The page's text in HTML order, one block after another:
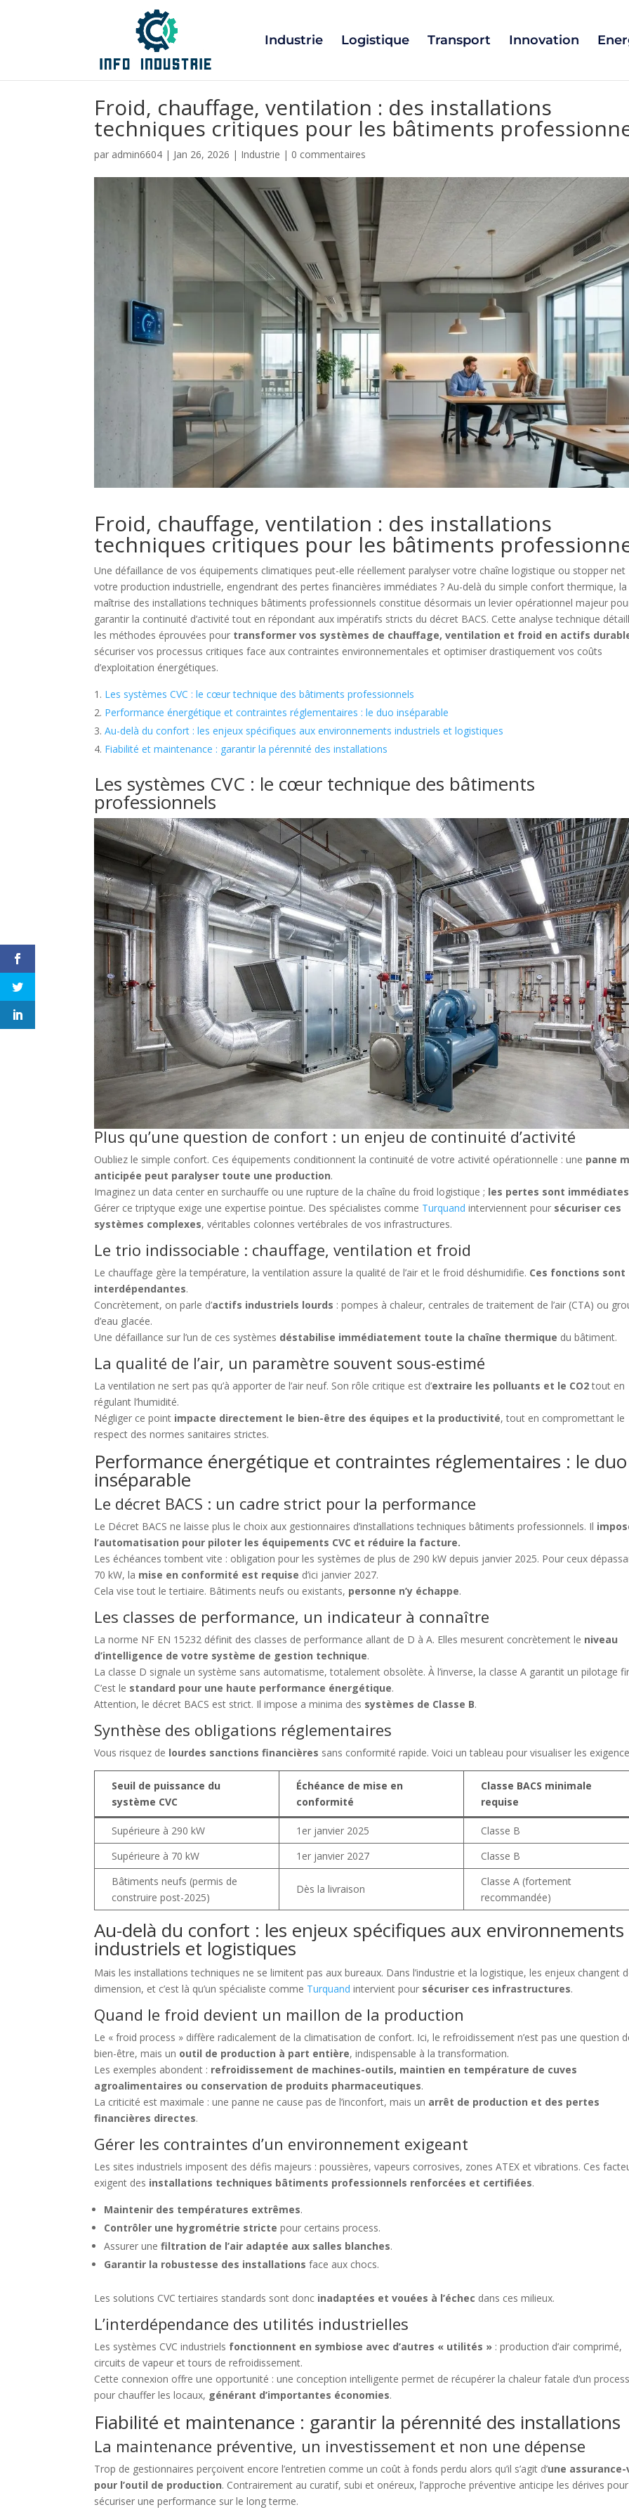
Industrie Logistique Transport Innovation
Froid, chauffage, ventilation : des installations
techniques critiques pour les bâtiments
par admin6604 | Jan 26, 2026 | Industrie | 0 commentaires
Froid, chauffage, ventilation : des installations
techniques critiques pour les bâtiments
Une défaillance de vos équipements climatiques peut-elle réellement paralyser votre chaîne logistique ou stopper net
votre production industrielle, engendrant des pertes financières immédiates ? Au-delà du simple confort thermique, la
maîtrise des installations techniques bâtiments professionnels constitue désormais un levier opérationnel majeur
garantir la continuité d’activité tout en répondant aux impératifs stricts du décret BACS. Cette analyse technique
les méthodes éprouvées pour transformer vos systèmes de chauffage, ventilation et froid en actifs
sécuriser vos processus critiques face aux contraintes environnementales et optimiser drastiquement vos coûts
d’exploitation énergétiques.
Les systèmes CVC : le cœur technique des bâtiments professionnels
Performance énergétique et contraintes réglementaires : le duo inséparable
Au-delà du confort : les enjeux spécifiques aux environnements industriels et logistiques
Fiabilité et maintenance : garantir la pérennité des installations
Les systèmes CVC : le cœur technique des bâtiments
professionnels
Plus qu’une question de confort : un enjeu de continuité d’activité
Oubliez le simple confort. Ces équipements conditionnent la continuité de votre activité opérationnelle : une panne
anticipée peut paralyser toute une production.
Imaginez un data center en surchauffe ou une rupture de la chaîne du froid logistique ; les pertes sont immédiates
Gérer ce triptyque exige une expertise pointue. Des spécialistes comme Turquand interviennent pour sécuriser ces
systèmes complexes, véritables colonnes vertébrales de vos infrastructures.
Le trio indissociable : chauffage, ventilation et froid
Le chauffage gère la température, la ventilation assure la qualité de l’air et le froid déshumidifie. Ces fonctions sont
interdépendantes.
Concrètement, on parle d’actifs industriels lourds : pompes à chaleur, centrales de traitement de l’air (CTA) ou
d’eau glacée.
Une défaillance sur l’un de ces systèmes déstabilise immédiatement toute la chaîne thermique du bâtiment.
La qualité de l’air, un paramètre souvent sous-estimé
La ventilation ne sert pas qu’à apporter de l’air neuf. Son rôle critique est d’extraire les polluants et le CO2tout en
régulant l’humidité.
Négliger ce point impacte directement le bien-être des équipes et la productivité, tout en compromettant le
respect des normes sanitaires strictes.
Performance énergétique et contraintes réglementaires : le duo
inséparable
Le décret BACS : un cadre strict pour la performance
Le Décret BACS ne laisse plus le choix aux gestionnaires d’installations techniques bâtiments professionnels. Il
l’automatisation pour piloter les équipements CVC et réduire la facture.
Les échéances tombent vite : obligation pour les systèmes de plus de 290 kW depuis janvier 2025. Pour ceux
70 kW, la mise en conformité est requise d’ici janvier 2027.
Cela vise tout le tertiaire. Bâtiments neufs ou existants, personne n’y échappe.
Les classes de performance, un indicateur à connaître
La norme NF EN 15232 définit des classes de performance allant de D à A. Elles mesurent concrètement le niveau
d’intelligence de votre système de gestion technique.
La classe D signale un système sans automatisme, totalement obsolète. À l’inverse, la classe A garantit un pilotage
C’est le standard pour une haute performance énergétique.
Attention, le décret BACS est strict. Il impose a minima des systèmes de Classe B.
Synthèse des obligations réglementaires
Vous risquez de lourdes sanctions financières sans conformité rapide. Voici un tableau pour visualiser les
Seuil de puissance du
système CVC
Échéance de mise en
conformité
Classe BACS minimale
requise
Supérieure à 290 kW 1er janvier 2025
Classe B
Supérieure à 70 kW
1er janvier 2027
Classe B
Bâtiments neufs (permis de
construire post-2025)
Dès la livraison
Classe A (fortement
recommandée)
Au-delà du confort : les enjeux spécifiques aux environnements
industriels et logistiques
Mais les installations techniques ne se limitent pas aux bureaux. Dans l’industrie et la logistique, les enjeux changent
dimension, et c’est là qu’un spécialiste comme Turquand intervient pour sécuriser ces infrastructures.
Quand le froid devient un maillon de la production
Le « froid process » diffère radicalement de la climatisation de confort. Ici, le refroidissement n’est pas une question
bien-être, mais un outil de production à part entière, indispensable à la transformation.
Les exemples abondent : refroidissement de machines-outils, maintien en température de cuves
agroalimentaires ou conservation de produits pharmaceutiques.
La criticité est maximale : une panne ne cause pas de l’inconfort, mais un arrêt de production et des pertes
financières directes.
Gérer les contraintes d’un environnement exigeant
Les sites industriels imposent des défis majeurs : poussières, vapeurs corrosives, zones ATEX et vibrations. Ces
exigent des installations techniques bâtiments professionnels renforcées et certifiées.
Maintenir des températures extrêmes.
Contrôler une hygrométrie stricte pour certains process.
Assurer unefiltration de l’air adaptée aux salles blanches.
Garantir la robustesse des installations face aux chocs.
Les solutions CVC tertiaires standards sont donc inadaptées et vouées à l’échec dans ces milieux.
L’interdépendance des utilités industrielles
Les systèmes CVC industriels fonctionnent en symbiose avec d’autres « utilités » : production d’air comprimé,
circuits de vapeur et tours de refroidissement.
Cette connexion offre une opportunité : une conception intelligente permet de récupérer la chaleur fatale d’un
pour chauffer les locaux, générant d’importantes économies.
Fiabilité et maintenance : garantir la pérennité des installations
La maintenance préventive, un investissement et non une dépense
Trop de gestionnaires perçoivent encore l’entretien comme un coût à fonds perdu alors qu’il s’agit d’une
pour l’outil de production. Contrairement au curatif, subi et onéreux, l’approche préventive anticipe les dérives pour
sécuriser une performance sur le long terme.